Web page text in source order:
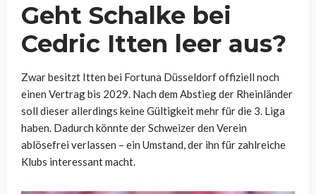
Geht Schalke bei
Cedric Itten leer aus?
Zwar besitzt Itten bei Fortuna Düsseldorf offiziell noch
einen Vertrag bis 2029. Nach dem Abstieg der Rheinländer
soll dieser allerdings keine Gültigkeit mehr für die 3. Liga
haben. Dadurch könnte der Schweizer den Verein
ablösefrei verlassen – ein Umstand, der ihn für zahlreiche
Klubs interessant macht.